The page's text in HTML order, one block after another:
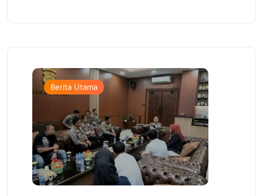
Berita Utama